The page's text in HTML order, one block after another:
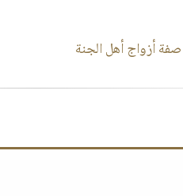
صفة أزواج أهل الجنة